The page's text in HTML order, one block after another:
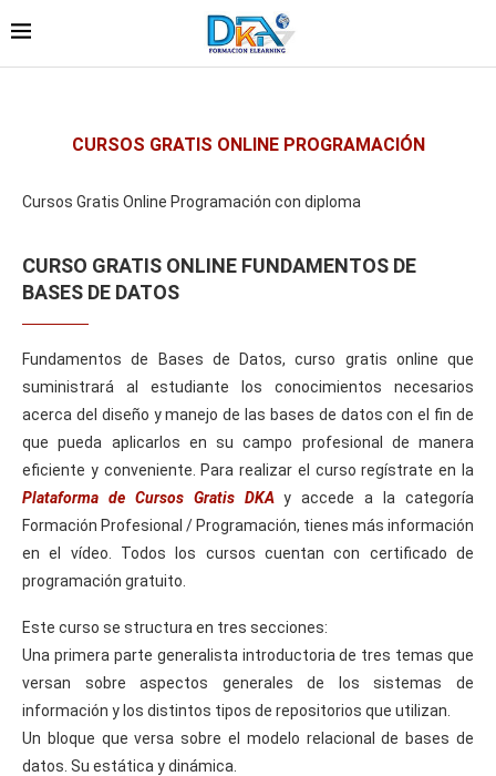
CURSOS GRATIS ONLINE PROGRAMACIÓN
Cursos Gratis Online Programación con diploma
CURSO GRATIS ONLINE FUNDAMENTOS DE
BASES DE DATOS
Fundamentos de Bases de Datos, curso gratis online que
suministrará al estudiante los conocimientos necesarios
acerca del diseño y manejo de las bases de datos con el fin de
que pueda aplicarlos en su campo profesional de manera
eficiente y conveniente. Para realizar el curso regístrate en la
Plataforma de Cursos Gratis DKAy accede a la categoría
Formación Profesional / Programación, tienes más información
en el vídeo. Todos los cursos cuentan con certificado de
programación gratuito.
Este curso se structura en tres secciones:
Una primera parte generalista introductoria de tres temas que
versan sobre aspectos generales de los sistemas de
información y los distintos tipos de repositorios que utilizan.
Un bloque que versa sobre el modelo relacional de bases de
datos. Su estática y dinámica.